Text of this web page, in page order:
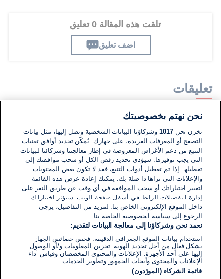
تلقت هذه المقالة 0 تعليق
اضف تعليق
تعليقات
لا توجد تعليقات مكتوبة حتى الآن. كن الأول!
اكتب تعليقًا جديدًا ...
نحن نهتم بخصوصيتك
نخزن نحن1017 وشركاؤنا البيانات الشخصية ونصل إليها، مثل بيانات
التصفح أو المعرفات الفريدة، على جهازك. يُمكّن تحديد أوافق تقنيات
التتبع من دعم الأغراض المعروضة في إطار معالجتنا وشركائنا للبيانات
التي يجب توفيرها. سيؤدي تحديد رفض الكل أو سحب موافقتك إلى
تعطيلها. إذا تم تعطيل أدوات التتبع، فقد لا تكون بعض المحتويات
والإعلانات التي تراها ذا صلة بك. يمكنك إعادة عرض هذه القائمة
لتغيير اختياراتك أو سحب الموافقة في أي وقت عن طريق النقر على
إدارة التفضيلات الرابط في أسفل صفحة الويب. ستؤثر اختياراتك
داخل الموقع الإلكتروني الخاص بنا. لمزيد من التفاصيل، يرجى
الرجوع إلى سياسة الخصوصية الخاصة بنا.
نعمد نحن وشركاؤنا إلى معالجة البيانات لتقديم:
استخدام بيانات الموقع الجغرافي الدقيقة. فحص خصائص الجهاز
بشكل فعال من أجل تحديد الهوية. تخزين المعلومات و/أو الوصول
إليها على أحد الأجهزة. الإعلانات والمحتوى المخصصان وقياس أداء
الإعلانات والمحتوى وأبحاث الجمهور وتطوير الخدمات.
قائمة الشركاء (المورّدون)